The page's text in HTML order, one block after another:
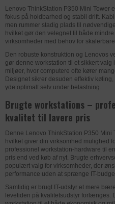
DATABEHANDLER
ZENDESK
Formål
Registrerer
betjener
optimere
Privatlivspolitikhttps://
eements-
Udløb 6 dage
Navn
Udbyder zopim.com
DATABEHANDLER
Formål
Bevarer
analyser.
Privatlivspolitikhttps://
hl=da-dk
Udløb 2 år
Navn _ga
Formål
Anvendes
adfærd på
baggrund af
analyser.
Privatlivspolitikhttps://
DATABEHANDLER
ZENDESK
Formål
Bevarer
Privatlivspolitikhttps://
eements-
Udløb 1 år
Navn __zlcmid
Udbyder uniplus.dk
DATABEHANDLER
Formål
Denne
Lenovo ThinkStation P350 Mini Tower
fokus på holdbarhed og stabil drift.
men rummer stadig plads til
hvilket gør den velegnet til både
virksomheder med behov for
Den robuste konstruktion og Lenovos
gør denne workstation til et sikkert valg
miljøer, hvor computere ofte kører
Designet sikrer desuden effektiv køling,
yde optimalt selv under belastning.
Brugte workstations –
kvalitet til lavere pris
Denne Lenovo ThinkStation P350 Mini
hvilket giver din virksomhed mulighed
professionel workstation-hardware til
pris end ved køb af nyt. Brugte
populært valg for virksomheder, der
performance uden at sprænge IT-
Samtidig er brugt IT-udstyr et mere
levetiden på kvalitetsudstyr forlænges.